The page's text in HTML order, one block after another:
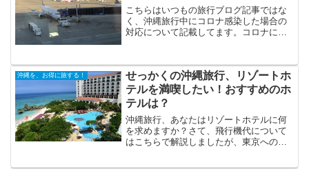
こちらはいつもの旅行ブログ記事ではな
く、沖縄旅行中にコロナ感染した場合の
対応について記載してます。コロナに感
い。旅行中にコロナに感染したらとおも
ったら2022年8月9日...
沖縄を、お得に旅する！
せっかくの沖縄旅行、リゾートホ
テルを満喫したい！おすすめのホ
テルは？
沖縄旅行、あなたはリゾートホテルに何
を求めますか？さて、飛行機代について
はこちらで解説しましたが、東京への新